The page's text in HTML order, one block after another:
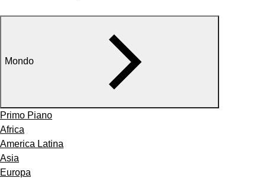
Mondo
Primo Piano
Africa
America Latina
Asia
Europa